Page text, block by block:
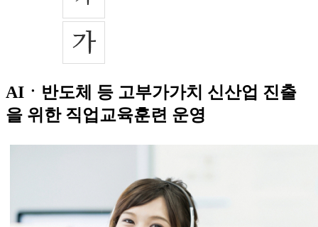
AIㆍ반도체 등 고부가가치 신산업 진출
을 위한 직업교육훈련 운영